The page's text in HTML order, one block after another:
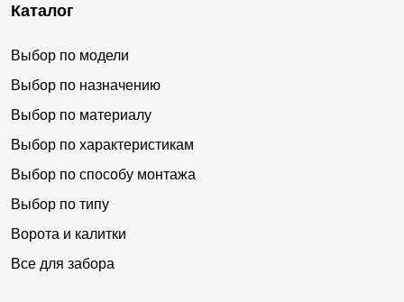
Каталог
Выбор по модели
Выбор по назначению
Выбор по материалу
Выбор по характеристикам
Выбор по способу монтажа
Выбор по типу
Ворота и калитки
Все для забора